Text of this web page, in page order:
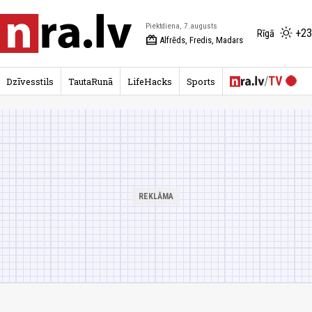
Piektdiena, 7.augusts
redeem Alfrēds, Fredis, Madars
Rīgā
Dzīvesstils TautaRunā LifeHacks Sports